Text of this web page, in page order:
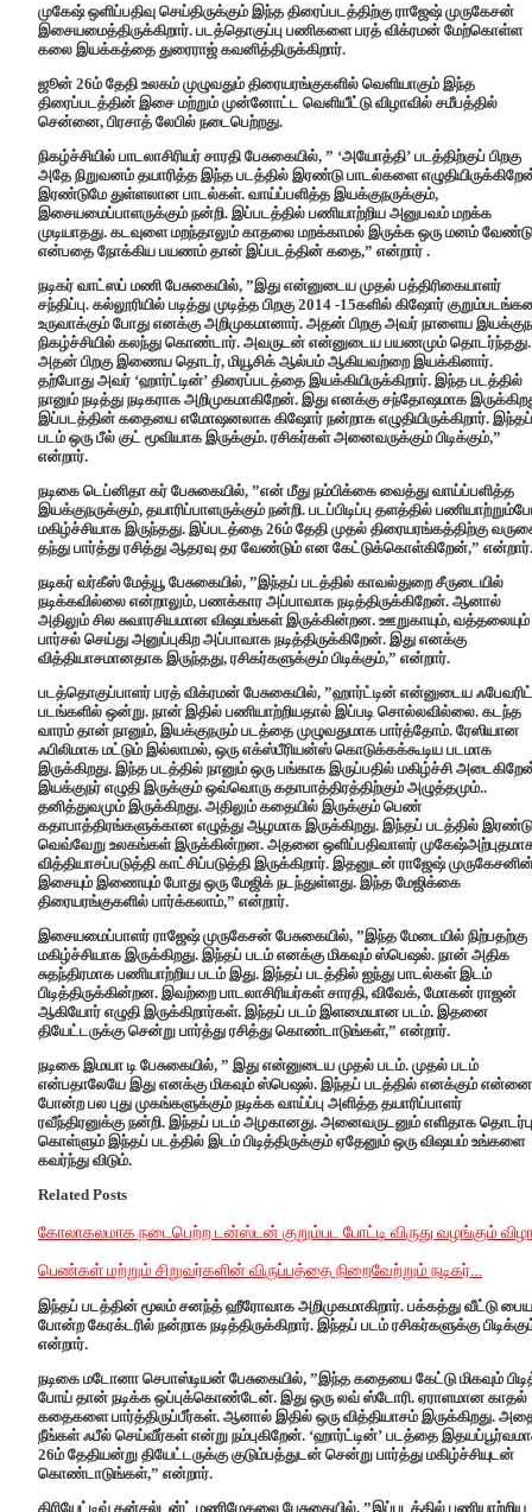
முகேஷ் ஒளிப்பதிவு செய்திருக்கும் இந்த திரைப்படத்திற்கு ராஜேஷ் முருகேசன்
இசையமைத்திருக்கிறார். படத்தொகுப்பு பணிகளை பரத் விக்ரமன் மேற்கொள்ள
கலை இயக்கத்தை துரைராஜ் கவனித்திருக்கிறார்.
ஜூன் 26ம் தேதி உலகம் முழுவதும் திரையரங்குகளில் வெளியாகும் இந்த
திரைப்படத்தின் இசை மற்றும் முன்னோட்ட வெளியீட்டு விழாவில் சமீபத்தில்
சென்னை, பிரசாத் லேபில் நடைபெற்றது.
நிகழ்ச்சியில் பாடலாசிரியர் சாரதி பேசுகையில், ” ‘அயோத்தி’ படத்திற்குப் பிறகு
அதே நிறுவனம் தயாரித்த இந்த படத்தில் இரண்டு பாடல்களை
இரண்டுமே துள்ளலான பாடல்கள். வாய்ப்பளித்த இயக்குநருக்கும்,
இசையமைப்பாளருக்கும் நன்றி. இப்படத்தில் பணியாற்றிய அனுபவம் மறக்க
முடியாதது. கடவுளை மறந்தாலும் காதலை மறக்காமல் இருக்க ஒரு மனம்
என்பதை நோக்கிய பயணம் தான் இப்படத்தின் கதை,” என்றார் .
நடிகர் வாட்ஸப் மணி பேசுகையில், ”இது என்னுடைய முதல் பத்திரிகையாளர்
சந்திப்பு. கல்லூரியில் படித்து முடித்த பிறகு 2014 -15களில் கிஷோர்
உருவாக்கும் போது எனக்கு அறிமுகமானார். அதன் பிறகு அவர் நாளைய
நிகழ்ச்சியில் கலந்து கொண்டார். அவருடன் என்னுடைய பயணமும் தொடர்ந்தது.
அதன் பிறகு இணைய தொடர், மியூசிக் ஆல்பம் ஆகியவற்றை இயக்கினார்.
தற்போது அவர் ‘ஹார்ட்டின்’ திரைப்படத்தை இயக்கியிருக்கிறார். இந்த படத்தில்
நானும் நடித்து நடிகராக அறிமுகமாகிறேன். இது எனக்கு சந்தோஷமாக
இப்படத்தின் கதையை எமோஷனலாக கிஷோர் நன்றாக எழுதியிருக்கிறார். இந்தப்
படம் ஒரு பீல் குட் மூவியாக இருக்கும். ரசிகர்கள் அனைவருக்கும் பிடிக்கும்,”
என்றார்.
நடிகை டெப்னிதா கர் பேசுகையில், ”என் மீது நம்பிக்கை வைத்து வாய்ப்பளித்த
இயக்குநருக்கும், தயாரிப்பாளருக்கும் நன்றி. படப்பிடிப்பு தளத்தில்
மகிழ்ச்சியாக இருந்தது. இப்படத்தை 26ம் தேதி முதல் திரையரங்கத்திற்கு
தந்து பார்த்து ரசித்து ஆதரவு தர வேண்டும் என கேட்டுக்கொள்கிறேன்,” என்றார்.
நடிகர் வர்கீஸ் மேத்யூ பேசுகையில், ”இந்தப் படத்தில் காவல்துறை சீருடையில்
நடிக்கவில்லை என்றாலும், பணக்கார அப்பாவாக நடித்திருக்கிறேன். ஆனால்
அதிலும் சில சுவாரசியமான விஷயங்கள் இருக்கின்றன. ஊறுகாயும், வத்தலையும்
பார்சல் செய்து அனுப்புகிற அப்பாவாக நடித்திருக்கிறேன். இது எனக்கு
வித்தியாசமானதாக இருந்தது, ரசிகர்களுக்கும் பிடிக்கும்,” என்றார்.
படத்தொகுப்பாளர் பரத் விக்ரமன் பேசுகையில், ”ஹார்ட்டின் என்னுடைய ஃபேவரிட்
படங்களில் ஒன்று. நான் இதில் பணியாற்றியதால் இப்படி சொல்லவில்லை. கடந்த
வாரம் தான் நானும், இயக்குநரும் படத்தை முழுவதுமாக பார்த்தோம். ரேஸியான
ஃபிலிமாக மட்டும் இல்லாமல், ஒரு எக்ஸ்பீரியன்ஸ் கொடுக்கக்கூடிய படமாக
இருக்கிறது. இந்த படத்தில் நானும் ஒரு பங்காக இருப்பதில் மகிழ்ச்சி
இயக்குநர் எழுதி இருக்கும் ஒவ்வொரு கதாபாத்திரத்திற்கும் அழுத்தமும்..
தனித்துவமும் இருக்கிறது. அதிலும் கதையில் இருக்கும் பெண்
கதாபாத்திரங்களுக்கான எழுத்து ஆழமாக இருக்கிறது. இந்தப் படத்தில் இரண்டு
வெவ்வேறு உலகங்கள் இருக்கின்றன. அதனை ஒளிப்பதிவாளர்
வித்தியாசப்படுத்தி காட்சிப்படுத்தி இருக்கிறார். இதனுடன் ராஜேஷ்
இசையும் இணையும் போது ஒரு மேஜிக் நடந்துள்ளது. இந்த மேஜிக்கை
திரையரங்குகளில் பார்க்கலாம்,” என்றார்.
இசையமைப்பாளர் ராஜேஷ் முருகேசன் பேசுகையில், ”இந்த மேடையில் நிற்பதற்கு
மகிழ்ச்சியாக இருக்கிறது.‌ இந்தப் படம் எனக்கு மிகவும் ஸ்பெஷல். நான் அதிக
சுதந்திரமாக பணியாற்றிய படம் இது. இந்தப் படத்தில் ஐந்து பாடல்கள் இடம்
பிடித்திருக்கின்றன. இவற்றை பாடலாசிரியர்கள் சாரதி, விவேக், மோகன் ராஜன்
ஆகியோர் எழுதி இருக்கிறார்கள். இந்தப் படம் இளமையான படம். இதனை
தியேட்டருக்கு சென்று பார்த்து ரசித்து கொண்டாடுங்கள்,” என்றார்.
நடிகை இமயா டி பேசுகையில், ” இது என்னுடைய முதல் படம். முதல் படம்
என்பதாலேயே இது எனக்கு மிகவும் ஸ்பெஷல். இந்தப் படத்தில் எனக்கும்
போன்ற பல புது முகங்களுக்கும் நடிக்க வாய்ப்பு அளித்த தயாரிப்பாளர்
ரவீந்திரனுக்கு நன்றி. இந்தப் படம் அழகானது. அனைவருடனும் எளிதாக தொடர்பு
கொள்ளும் இந்தப் படத்தில் இடம் பிடித்திருக்கும் ஏதேனும் ஒரு விஷயம் உங்களை
கவர்ந்து விடும்.
Related Posts
கோலாகலமாக நடைபெற்ற டன்ஸ்டன் குறும்பட போட்டி விருது வழங்கும்
பெண்கள் மற்றும் சிறுவர்களின் விருப்பத்தை நிறைவேற்றும் நடிகர்…
இந்தப் படத்தின் மூலம் சனந்த் ஹீரோவாக அறிமுகமாகிறார். பக்கத்து வீட்டு
போன்ற கேரக்டரில் நன்றாக நடித்திருக்கிறார். இந்தப் படம் ரசிகர்களுக்கு
என்றார்.
நடிகை மடோனா செபாஸ்டியன் பேசுகையில், ”இந்த கதையை கேட்டு மிகவும்
போய் தான் நடிக்க ஒப்புக்கொண்டேன். இது ஒரு லவ் ஸ்டோரி. ஏராளமான காதல்
கதைகளை பார்த்திருப்பீர்கள். ஆனால் இதில் ஒரு வித்தியாசம் இருக்கிறது.
நீங்கள் ஃபீல் செய்வீர்கள் என்று நம்புகிறேன். ‘ஹார்ட்டின்’ படத்தை
26ம் தேதியன்று தியேட்டருக்கு குடும்பத்துடன் சென்று பார்த்து மகிழ்ச்சியுடன்
கொண்டாடுங்கள்,” என்றார்.
கிரியேட்டிவ் கன்சல்டன்ட் மணிமேகலை பேசுகையில், ”இப்படத்தில் பணியாற்றிய